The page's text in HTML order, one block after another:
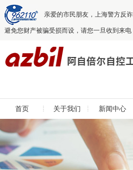
亲爱的市民朋友，上海警方反
避免您财产被骗受损而设，请您一旦收到来电
首页 关于我们 新闻中心